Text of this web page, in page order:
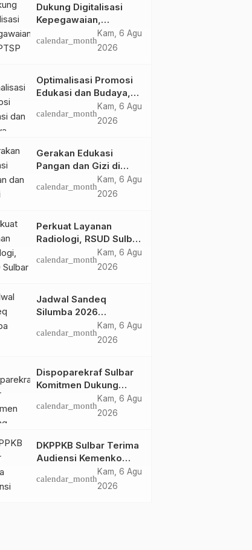
Dukung Digitalisasi
Kepegawaian,
DPMPTSP Sulbar Siap
Terapkan Aplikasi
calendar_month
Kam, 6 Agu
2026
Optimalisasi Promosi
Edukasi dan Budaya,
Anjungan Provinsi
Sulawesi Barat Perkuat
TMII
calendar_month
Kam, 6 Agu
2026
Gerakan Edukasi
Pangan dan Gizi di
Mamasa: Tingkatkan
Pengetahuan dan
calendar_month
Kam, 6 Agu
2026
Perkuat Layanan
Radiologi, RSUD Sulbar
Sambut Kembali dr. Iis
Imelda, Sp.Rad
calendar_month
Kam, 6 Agu
2026
Jadwal Sandeq
Silumba 2026
Dispoparekraf Sulbar
calendar_month
Kam, 6 Agu
2026
Dispoparekraf Sulbar
Komitmen Dukung
Penyusunan RAD
TPB/SDGs Sulawesi
calendar_month
Kam, 6 Agu
2026
DKPPKB Sulbar Terima
Audiensi Kemenko
Kumham Imipas RI,
Perkuat Pelayanan
calendar_month
Kam, 6 Agu
2026